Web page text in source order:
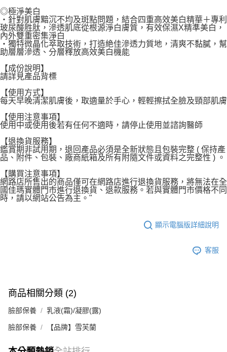
◎極淨美白
‧針對肌膚黯沉不均及斑點問題，結合四重高效美白精華＋專利
玻尿酸胜肽，滲透肌底從根源淨白膚質，有效保濕Χ精準美白，
內外雙重密集淨白
‧獨特微晶化萃取技術，打造絶佳滲透力質地，清爽不黏膩，幫
助層層滲透、分層釋放高效美白機能
【成份說明】
請詳見產品背標
【使用方式】
每天早晚清潔肌膚後，取適量於手心，輕輕擦拭全臉及頸部肌膚
【使用注意事項】
使用中或使用後若有任何不適時，請停止使用並諮詢醫師
【退換貨服務】
鑑賞期非試用期，退回產品必須是全新狀態且包裝完整 ( 保持產
品、附件、包裝、廠商紙箱及所有附隨文件或資料之完整性 ) 。
【購買注意事項】
網路店所售出的商品僅可在網路店進行退換貨服務，將無法在全
國佳瑪實體門市進行退換貨、退款服務。若與實體門市價格不同
時，請以網站公告為主。"
顯示電腦版詳細說明
客服
商品相關分類 (2)
臉部保養 乳液(霜)/凝膠(露)
臉部保養 【品牌】雪芙蘭